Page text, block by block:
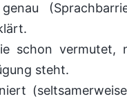
genau
schon vermutet,
steht.